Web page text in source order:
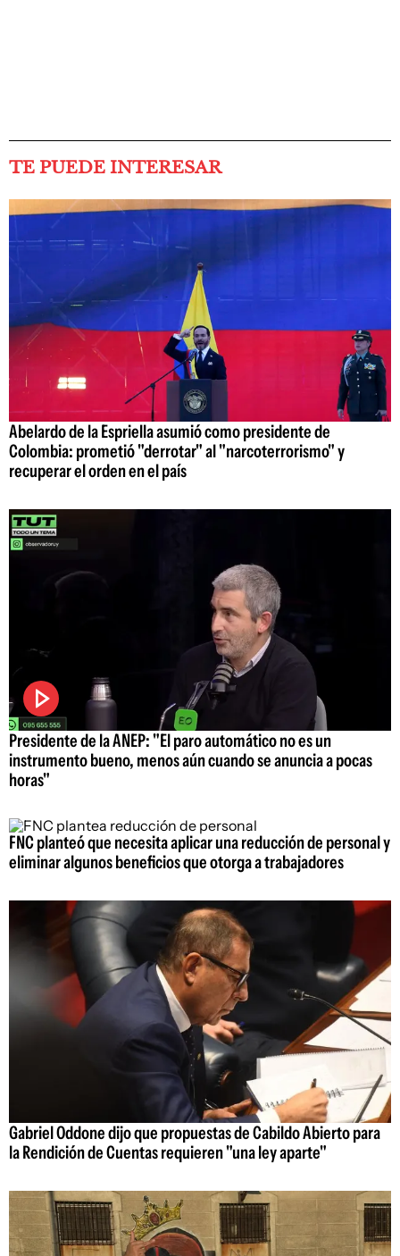
TE PUEDE INTERESAR
Abelardo de la Espriella asumió como presidente de
Colombia: prometió "derrotar" al "narcoterrorismo" y
recuperar el orden en el país
Presidente de la ANEP: "El paro automático no es un
instrumento bueno, menos aún cuando se anuncia a pocas
horas"
FNC planteó que necesita aplicar una reducción de personal y
eliminar algunos beneficios que otorga a trabajadores
Gabriel Oddone dijo que propuestas de Cabildo Abierto para
la Rendición de Cuentas requieren "una ley aparte"